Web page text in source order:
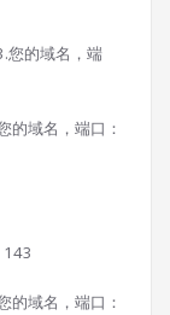
您的域名，端
域名，端口：
域名，端口：